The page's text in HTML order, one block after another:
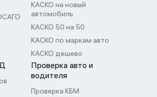
КАСКО на новый
автомобиль
КАСКО 50 на 50
КАСКО по маркам авто
КАСКО дешево
Проверка авто и
водителя
Проверка КБМ